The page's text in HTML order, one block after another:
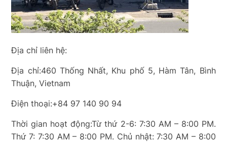
Địa chỉ liên hệ:
Địa chỉ:460 Thống Nhất, Khu phố 5, Hàm Tân, Bình
Thuận, Vietnam
Điện thoại:+84 97 140 90 94
Thời gian hoạt động:Từ thứ 2-6: 7:30 AM – 8:00 PM.
Thứ 7: 7:30 AM – 8:00 PM. Chủ nhật: 7:30 AM – 8:00